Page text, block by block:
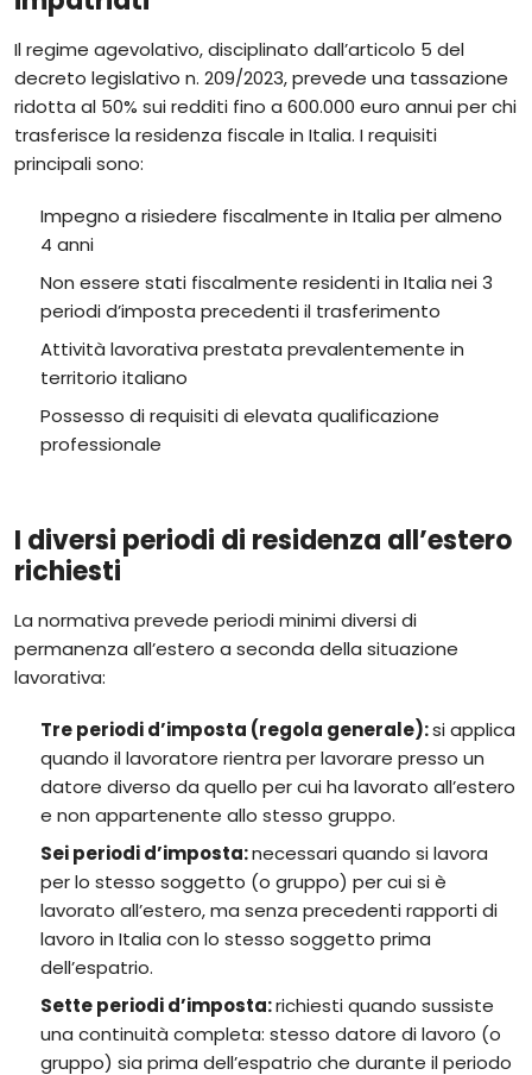
Il regime agevolativo, disciplinato dall’articolo 5 del
decreto legislativo n. 209/2023, prevede una tassazione
ridotta al 50% sui redditi fino a 600.000 euro annui per chi
trasferisce la residenza fiscale in Italia. I requisiti
principali sono:
Impegno a risiedere fiscalmente in Italia per almeno
4 anni
Non essere stati fiscalmente residenti in Italia nei 3
periodi d’imposta precedenti il trasferimento
Attività lavorativa prestata prevalentemente in
territorio italiano
Possesso di requisiti di elevata qualificazione
professionale
I diversi periodi di residenza all’estero
richiesti
La normativa prevede periodi minimi diversi di
permanenza all’estero a seconda della situazione
lavorativa:
Tre periodi d’imposta (regola generale):si applica
quando il lavoratore rientra per lavorare presso un
datore diverso da quello per cui ha lavorato all’estero
e non appartenente allo stesso gruppo.
Sei periodi d’imposta:necessari quando si lavora
per lo stesso soggetto (o gruppo) per cui si è
lavorato all’estero, ma senza precedenti rapporti di
lavoro in Italia con lo stesso soggetto prima
dell’espatrio.
Sette periodi d’imposta:richiesti quando sussiste
una continuità completa: stesso datore di lavoro (o
gruppo) sia prima dell’espatrio che durante il periodo